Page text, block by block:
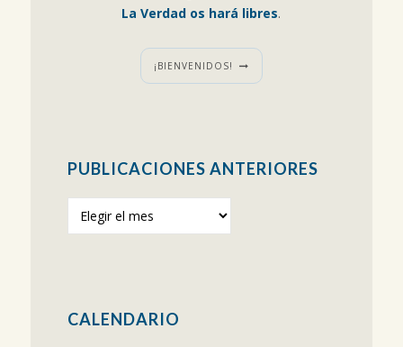
La Verdad os hará libres.
¡BIENVENIDOS!
PUBLICACIONES ANTERIORES
anteriores
CALENDARIO